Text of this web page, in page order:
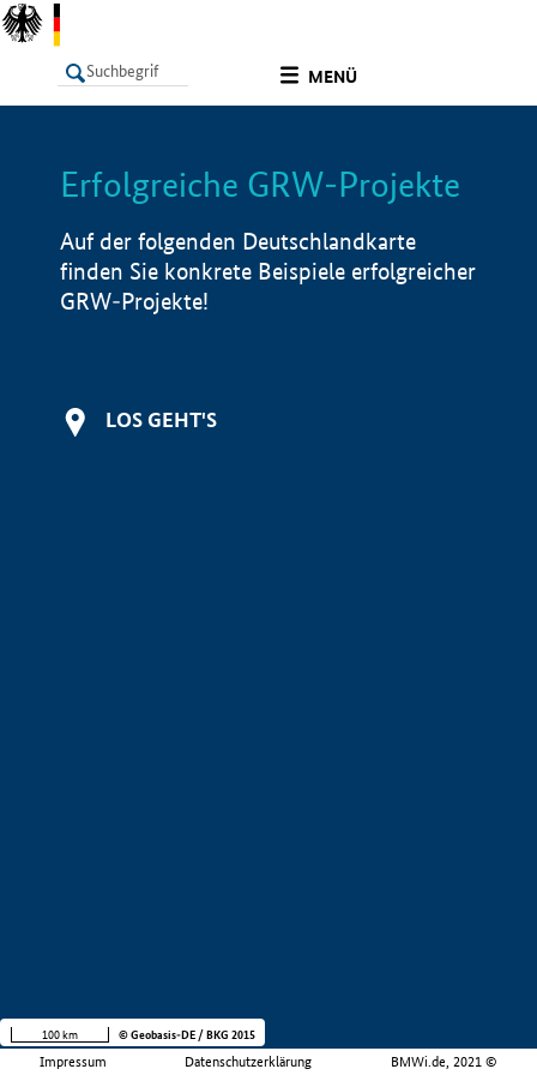
MENÜ
LISTE Info
Erfolgreiche GRW-Projekte
Auf der folgenden Deutschlandkarte
finden Sie konkrete Beispiele erfolgreicher
GRW-Projekte!
LOS GEHT'S
Impressum Datenschutzerklärung BMWi.de, 2021 ©
100 km © Geobasis-DE / BKG 2015